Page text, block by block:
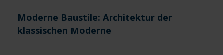
Moderne Baustile: Architektur der
klassischen Moderne